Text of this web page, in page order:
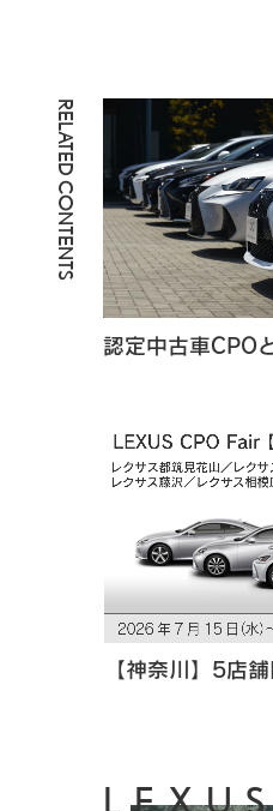
RELATED CONTENTS
認定中古車CPO
【神奈川】5店